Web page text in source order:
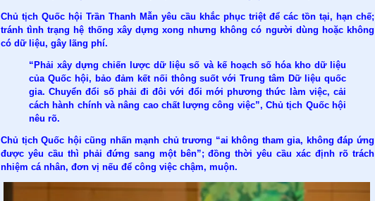
Chủ tịch Quốc hội Trần Thanh Mẫn yêu cầu khắc phục triệt để các tồn tại, hạn chế;
tránh tình trạng hệ thống xây dựng xong nhưng không có người dùng hoặc không
có dữ liệu, gây lãng phí.
“Phải xây dựng chiến lược dữ liệu số và kế hoạch số hóa kho dữ liệu
của Quốc hội, bảo đảm kết nối thông suốt với Trung tâm Dữ liệu quốc
gia. Chuyển đổi số phải đi đôi với đổi mới phương thức làm việc, cải
cách hành chính và nâng cao chất lượng công việc”, Chủ tịch Quốc hội
nêu rõ.
Chủ tịch Quốc hội cũng nhấn mạnh chủ trương “ai không tham gia, không đáp ứng
được yêu cầu thì phải đứng sang một bên”; đồng thời yêu cầu xác định rõ trách
nhiệm cá nhân, đơn vị nếu để công việc chậm, muộn.